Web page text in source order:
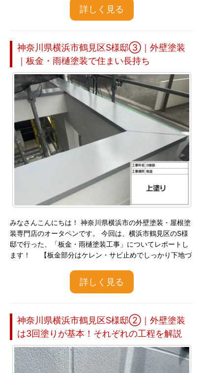
詳しく見る
神奈川県横浜市鶴見区S様邸③｜外壁塗装
｜板金・雨樋塗装で住まい長持ち
みなさんこんにちは！ 神奈川県横浜市の外壁塗装・屋根塗
装専門店のオータペンです。 今回は、横浜市鶴見区のS様
邸で行った、「板金・雨樋塗装工事」についてレポートし
ます！ 【板金部分はケレン・サビ止めでしっかり下地づ
詳しく見る
神奈川県横浜市鶴見区S様邸②｜外壁塗装
は3回塗りが基本！それぞれの工程を解説